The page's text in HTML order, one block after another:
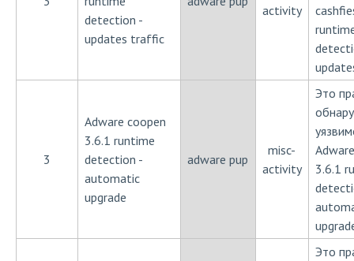
detection -
updates traffic
activity
3
Adware coopen
3.6.1 runtime
detection -
automatic
upgrade
adware pup
misc-
activity
Это
3.6.1
Это